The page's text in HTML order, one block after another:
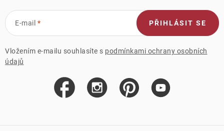
E-mail
Vložením e-mailu souhlasíte s podmínkami ochrany osobních
údajů
PŘIHLÁSIT SE